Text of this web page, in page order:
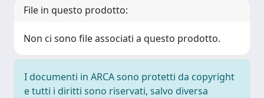
File in questo prodotto:
Non ci sono file associati a questo prodotto.
I documenti in ARCA sono protetti da copyright
e tutti i diritti sono riservati, salvo diversa